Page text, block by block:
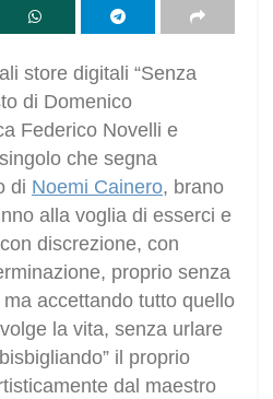
store digitali “Senza
di Domenico
Federico Novelli e
che segna
di Noemi Cainero, brano
alla voglia di esserci e
discrezione, con
proprio senza
accettando tutto quello
la vita, senza urlare
il proprio
dal maestro